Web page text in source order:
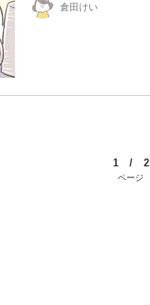
倉田けい
1 / 2
ページ